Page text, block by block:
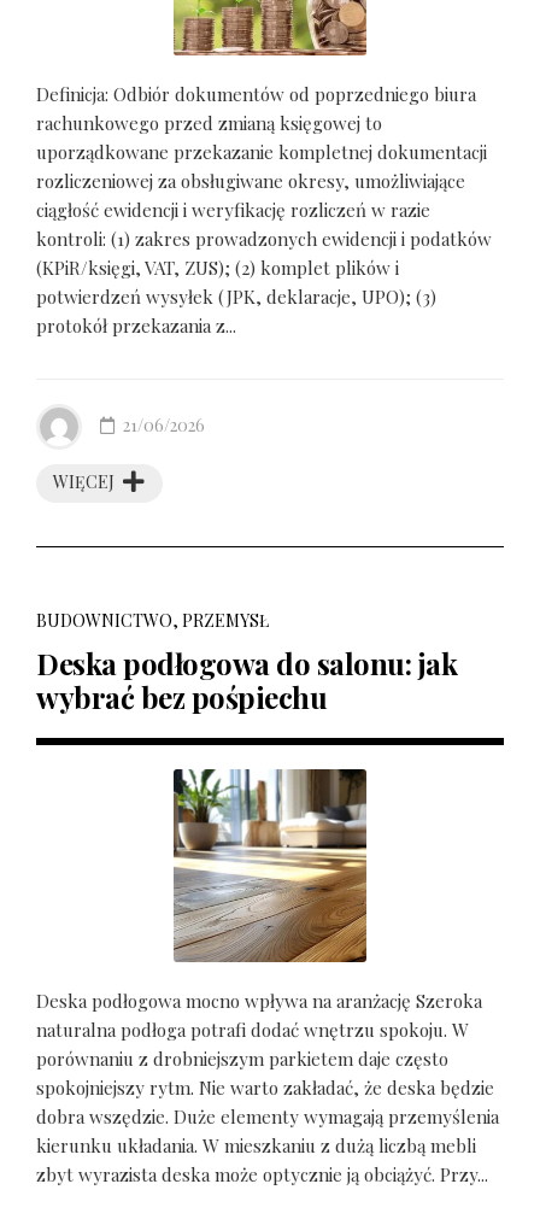
Definicja: Odbiór dokumentów od poprzedniego biura
rachunkowego przed zmianą księgowej to
uporządkowane przekazanie kompletnej dokumentacji
rozliczeniowej za obsługiwane okresy, umożliwiające
ciągłość ewidencji i weryfikację rozliczeń w razie
kontroli: (1) zakres prowadzonych ewidencji i podatków
(KPiR/księgi, VAT, ZUS); (2) komplet plików i
potwierdzeń wysyłek (JPK, deklaracje, UPO); (3)
protokół przekazania z...
WIĘCEJ
21/06/2026
BUDOWNICTWO, PRZEMYSŁ
Deska podłogowa do salonu: jak
wybrać bez pośpiechu
Deska podłogowa mocno wpływa na aranżację Szeroka
naturalna podłoga potrafi dodać wnętrzu spokoju. W
porównaniu z drobniejszym parkietem daje często
spokojniejszy rytm. Nie warto zakładać, że deska będzie
dobra wszędzie. Duże elementy wymagają przemyślenia
kierunku układania. W mieszkaniu z dużą liczbą mebli
zbyt wyrazista deska może optycznie ją obciążyć. Przy...